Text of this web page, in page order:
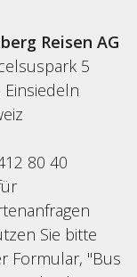
Reisen AG
5
Einsiedeln
80 40
Sie bitte
Formular, "Bus